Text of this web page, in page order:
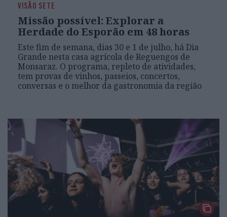
VISÃO SETE
Missão possível: Explorar a
Herdade do Esporão em 48 horas
Este fim de semana, dias 30 e 1 de julho, há Dia
Grande nesta casa agrícola de Reguengos de
Monsaraz. O programa, repleto de atividades,
tem provas de vinhos, passeios, concertos,
conversas e o melhor da gastronomia da região